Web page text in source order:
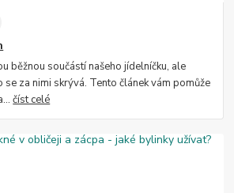
běžnou součástí našeho jídelníčku, ale
za nimi skrývá. Tento článek vám pomůže
číst celé